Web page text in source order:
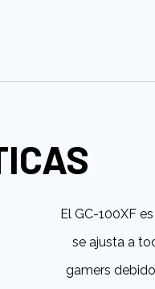
El GC-100XF
se ajusta a
gamers